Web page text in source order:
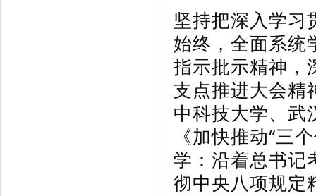
坚持把深入学习
始终，全面系统
指示批示精神，
支点推进大会精
中科技大学、武
《加快推动“三
学：沿着总书记
彻中央八项规定